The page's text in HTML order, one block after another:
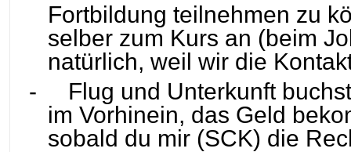
Fortbildung teilnehmen zu
selber zum Kurs an (beim
natürlich, weil wir die
-
Flug und Unterkunft
im Vorhinein, das Geld
sobald du mir (SCK) die